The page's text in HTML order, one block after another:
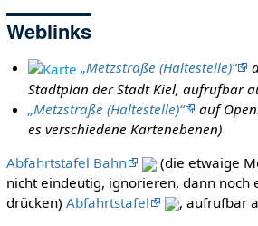
Weblinks
„Metzstraße (Haltestelle)“
Stadtplan der Stadt Kiel, aufrufbar
„Metzstraße (Haltestelle)“
auf
es verschiedene Kartenebenen)
Abfahrtstafel Bahn
(die etwaige
nicht eindeutig, ignorieren, dann noch
drücken) Abfahrtstafel , aufrufbar